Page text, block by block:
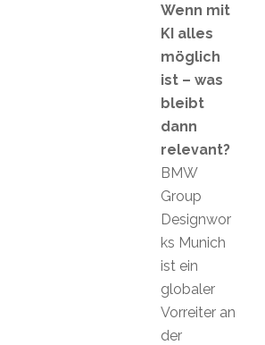
Wenn mit
KI alles
möglich
ist – was
bleibt
dann
relevant?
BMW
Group
Designwor
ks Munich
ist ein
globaler
Vorreiter an
der